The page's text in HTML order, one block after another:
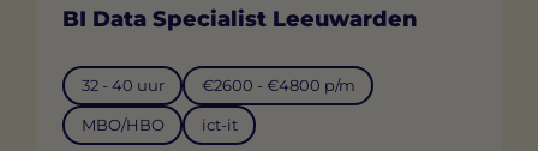
BI Data Specialist Leeuwarden
32 - 40 uur €2600 - €4800 p/m
MBO/HBO ict-it